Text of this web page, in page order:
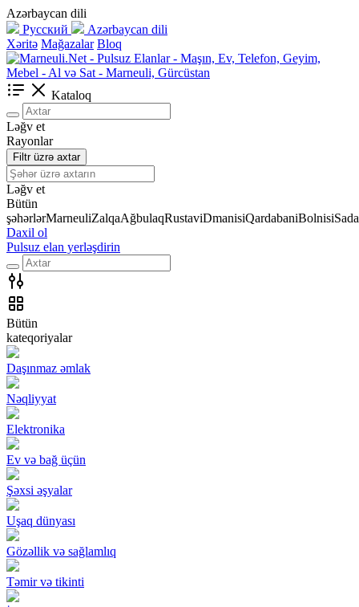
Azərbaycan dili
Русский
Azərbaycan dili
Xəritə Mağazalar Bloq
Kataloq
Ləğv et
Rayonlar
Filtr üzrə axtar
Ləğv et
Bütün
şəhərlərMarneuliZalqaAğbulaqRustaviDmanisiQardabaniBolnisi
Daxil ol
Pulsuz elan yerləşdirin
Bütün
kateqoriyalar
Daşınmaz əmlak
Nəqliyyat
Elektronika
Ev və bağ üçün
Şəxsi əşyalar
Uşaq dünyası
Gözəllik və sağlamlıq
Təmir və tikinti